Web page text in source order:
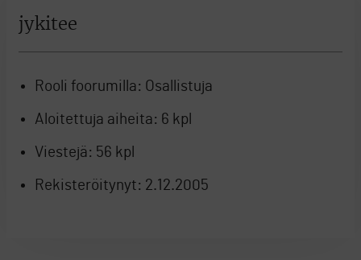
jykitee
Rooli foorumilla: Osallistuja
Aloitettuja aiheita: 6 kpl
Viestejä: 56 kpl
Rekisteröitynyt: 2.12.2005